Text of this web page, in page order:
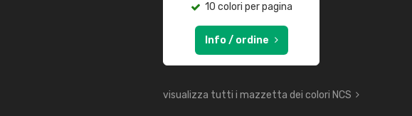
10 colori per pagina
Info / ordine
visualizza tutti i mazzetta dei colori NCS